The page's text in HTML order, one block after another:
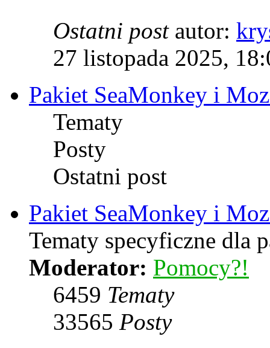
Ostatni postautor:
27 listopada 2025,
Pakiet SeaMonkey i
Tematy
Posty
Ostatni post
Pakiet SeaMonkey i
Tematy specyficzne dla
Moderator: Pomocy?!
6459 Tematy
33565 Posty